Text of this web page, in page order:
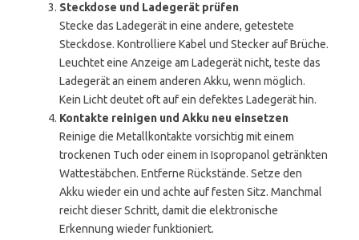
Steckdose und Ladegerät prüfen
Stecke das Ladegerät in eine andere, getestete
Steckdose. Kontrolliere Kabel und Stecker auf Brüche.
Leuchtet eine Anzeige am Ladegerät nicht, teste das
Ladegerät an einem anderen Akku, wenn möglich.
Kein Licht deutet oft auf ein defektes Ladegerät hin.
Kontakte reinigen und Akku neu einsetzen
Reinige die Metallkontakte vorsichtig mit einem
trockenen Tuch oder einem in Isopropanol getränkten
Wattestäbchen. Entferne Rückstände. Setze den
Akku wieder ein und achte auf festen Sitz. Manchmal
reicht dieser Schritt, damit die elektronische
Erkennung wieder funktioniert.